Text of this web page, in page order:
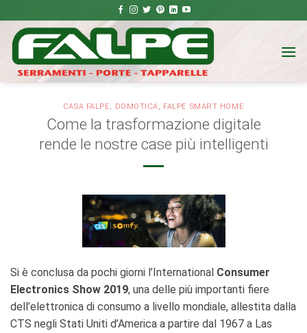
ai
contenuti
CASA FALPE, DOMOTICA, FALPE SMART HOME
Come la trasformazione digitale
rende le nostre case più intelligenti
Si è conclusa da pochi giorni l’International Consumer
Electronics Show 2019, una delle più importanti fiere
dell’elettronica di consumo a livello mondiale, allestita dalla
CTS negli Stati Uniti d’America a partire dal 1967 a Las